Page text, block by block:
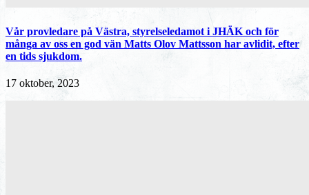
Vår provledare på Västra, styrelseledamot i JHÄK och för
många av oss en god vän Matts Olov Mattsson har avlidit, efter
en tids sjukdom.
17 oktober, 2023